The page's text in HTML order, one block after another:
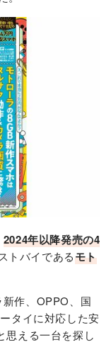
2024年以降発売の4
トバイであるモト
作、OPPO、国
タイに対応した安
思える一台を探し